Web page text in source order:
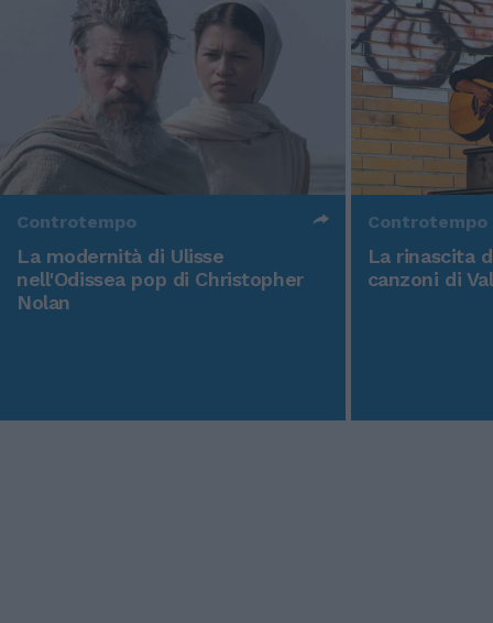
Controtempo
La modernità di Ulisse
nell'Odissea pop di Christopher
Nolan
Controtempo
La rinascita
canzoni di